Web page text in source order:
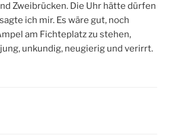
Zweibrücken. Die Uhr hätte dürfen
ich mir. Es wäre gut, noch
am Fichteplatz zu stehen,
unkundig, neugierig und verirrt.